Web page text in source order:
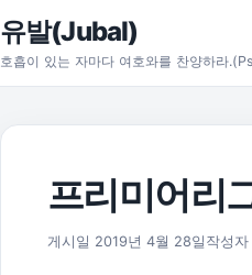
본문으로 건너뛰기
유발(Jubal)
호흡이 있는 자마다 여호와를 찬양하라
프리미어리
게시일 2019년 4월 28일 2026
작성자